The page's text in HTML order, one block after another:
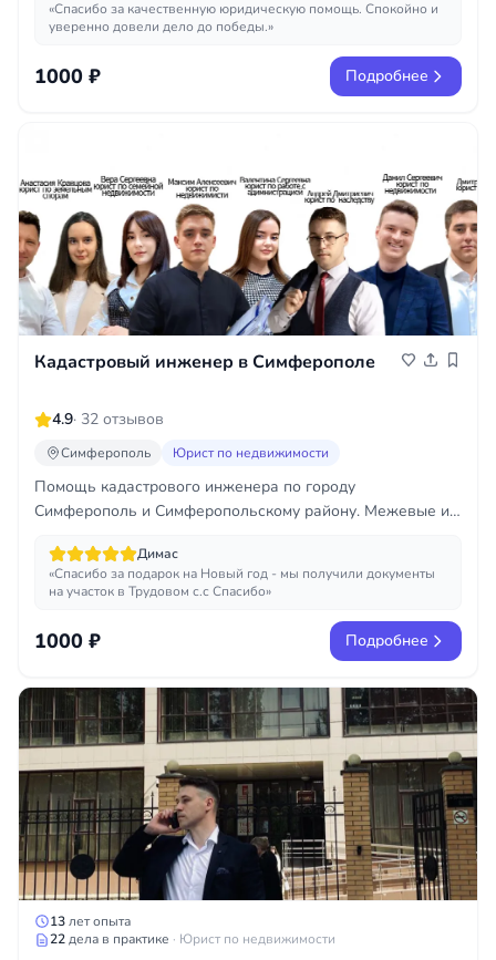
«Спасибо за качественную юридическую помощь. Спокойно и
уверенно довели дело до победы.»
1000 ₽ Подробнее
Кадастровый инженер в Симферополе
4.9· 32 отзывов
Симферополь Юрист по недвижимости
Помощь кадастрового инженера по городу
Симферополь и Симферопольскому району. Межевые и
реконструкций.Димас
«Спасибо за подарок на Новый год - мы получили документы
на участок в Трудовом с.с Спасибо»
1000 ₽ Подробнее
13лет опыта
22дела в практике · Юрист по недвижимости